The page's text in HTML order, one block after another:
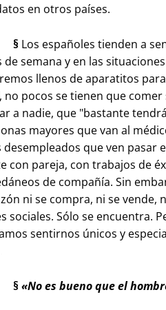
en otros países.
§ Los españoles tienden a
de semana y en las
llenos de aparatitos
no pocos se tienen que
a nadie, que "bastante
mayores que van al
desempleados que ven pasar
con pareja, con trabajos de
de compañía. Sin
ni se compra, ni se vende,
sociales. Sólo se encuentra.
sentirnos únicos y
§ «No es bueno que el